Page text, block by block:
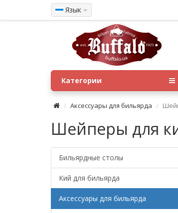
Язык
Категории
Аксессуары для бильярда
Шейперы для
Бильярдные столы
Кий для бильярда
Аксессуары для бильярда